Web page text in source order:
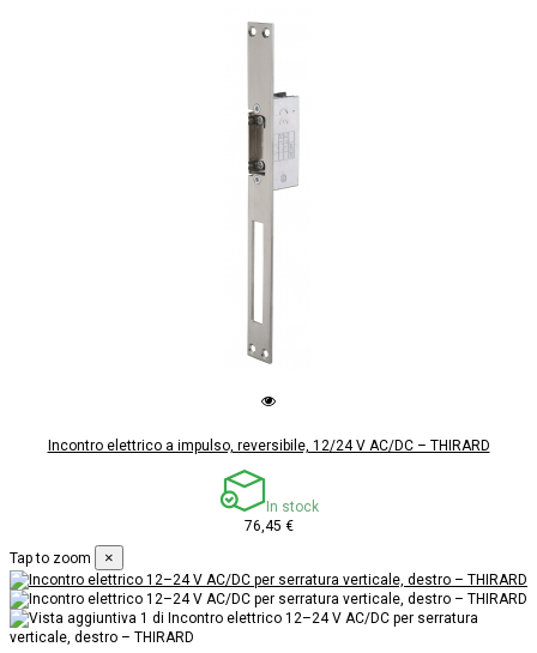
Incontro elettrico a impulso, reversibile, 12/24 V AC/DC – THIRARD
In stock
76,45 €
Tap to zoom
×